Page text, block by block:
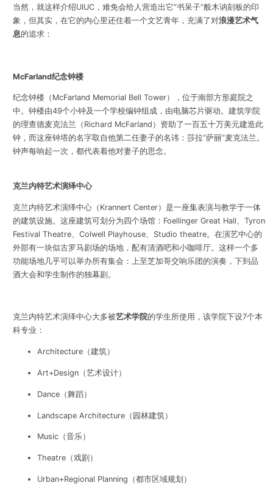
当然，就这样介绍UIUC，难免会给人营造出它“书呆子”般木讷刻板的印
象，但其实，在它的内心里还住着一个文艺青年，充满了对浪漫艺术气
息的追求：
McFarland纪念钟楼
纪念钟楼（McFarland Memorial Bell Tower），位于南部方形庭院之
中。钟楼由49个小钟及一个学校编钟组成，由电脑芯片驱动。建筑学院
的理查德麦克法兰（Richard McFarland）资助了一百五十万美元建造此
钟，而这座钟塔的名字取自他第二任妻子的名讳：莎拉“萨丽”麦克法兰。
钟声每响起一次，都代表着他对妻子的思念。
克兰内特艺术演绎中心
克兰内特艺术演绎中心（Krannert Center）是一座集表演与教学于一体
的建筑设施。这座建筑可划分为四个场馆：Foellinger Great Hall、Tyron
Festival Theatre、Colwell Playhouse、Studio theatre。在演艺中心的
外部有一块似古罗马剧场的场地，配有清酒吧和小咖啡厅。这样一个多
功能场地几乎可以举办所有集会：上至芝加哥交响乐团的演奏，下到品
酒大会和学生制作的独幕剧。
克兰内特艺术演绎中心大多被艺术学院的学生所使用，该学院下设7个本
科专业：
Architecture（建筑）
Art+Design（艺术设计）
Dance（舞蹈）
Landscape Architecture（ 园林建筑）
Music（音乐）
Theatre（戏剧）
Urban+Regional Planning（都市区域规划）